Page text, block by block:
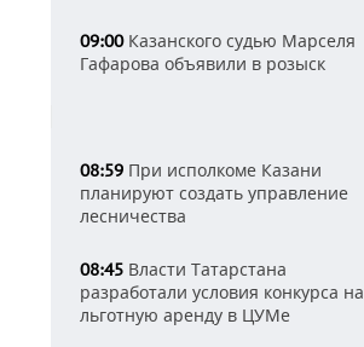
09:00Казанского судью Марселя
Гафарова объявили в розыск
08:59 При исполкоме Казани
планируют создать управление
лесничества
08:45 Власти Татарстана
разработали условия конкурса на
льготную аренду в ЦУМе